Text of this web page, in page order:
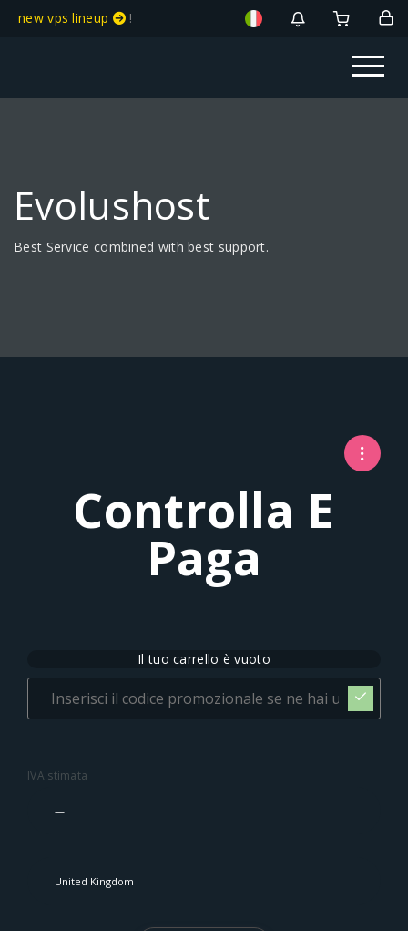
new vps lineup !
Evolushost
Best Service combined with best support.
Controlla E
Paga
Il tuo carrello è vuoto
IVA stimata